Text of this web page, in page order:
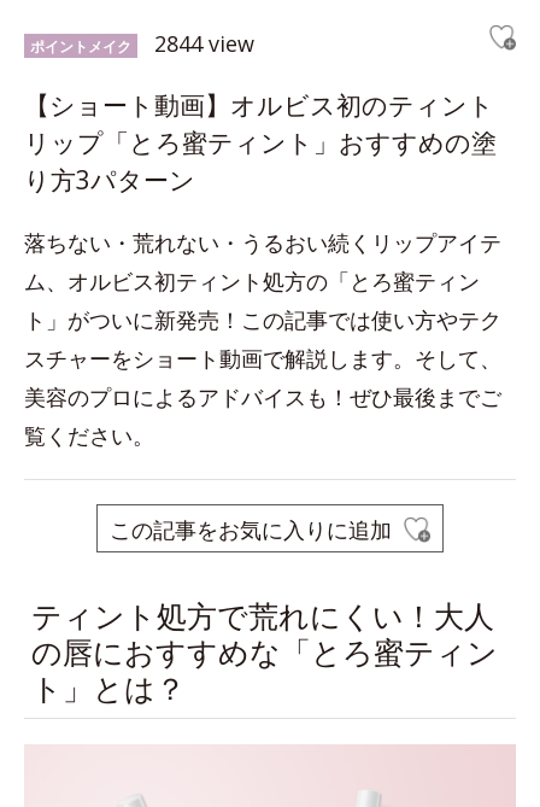
ポイントメイク 2844 view
【ショート動画】オルビス初のティント
リップ「とろ蜜ティント」おすすめの塗
り方3パターン
落ちない・荒れない・うるおい続くリップアイテ
ム、オルビス初ティント処方の「とろ蜜ティン
ト」がついに新発売！この記事では使い方やテク
スチャーをショート動画で解説します。そして、
美容のプロによるアドバイスも！ぜひ最後までご
覧ください。
この記事をお気に入りに追加
ティント処方で荒れにくい！大人
の唇におすすめな「とろ蜜ティン
ト」とは？